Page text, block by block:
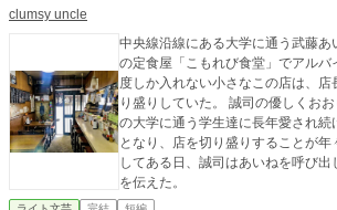
clumsy uncle
中央線沿線にある大学に通う武藤あ
の定食屋「こもれび食堂」でアルバ
度しか入れない小さなこの店は、店
り盛りしていた。 誠司の優しくお
の大学に通う学生達に長年愛され
となり、店を切り盛りすることが
してある日、誠司はあいねを呼び
を伝えた。